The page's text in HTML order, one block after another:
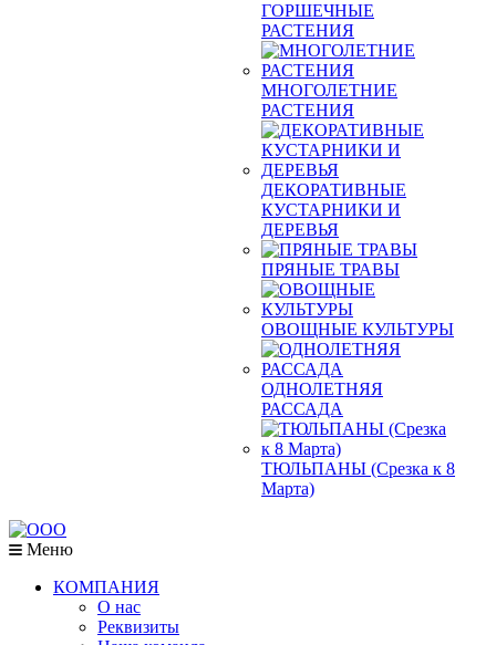
ГОРШЕЧНЫЕ
РАСТЕНИЯ
МНОГОЛЕТНИЕ
РАСТЕНИЯ
ДЕКОРАТИВНЫЕ
КУСТАРНИКИ И
ДЕРЕВЬЯ
ПРЯНЫЕ ТРАВЫ
ОВОЩНЫЕ КУЛЬТУРЫ
ОДНОЛЕТНЯЯ
РАССАДА
ТЮЛЬПАНЫ (Срезка к 8
Марта)
Меню
КОМПАНИЯ
О нас
Реквизиты